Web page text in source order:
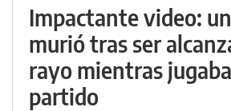
Impactante video:
murió tras ser
rayo mientras
partido